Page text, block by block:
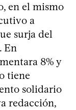
en el mismo
a
surja del
En
8% y
tiene
solidario
redacción,